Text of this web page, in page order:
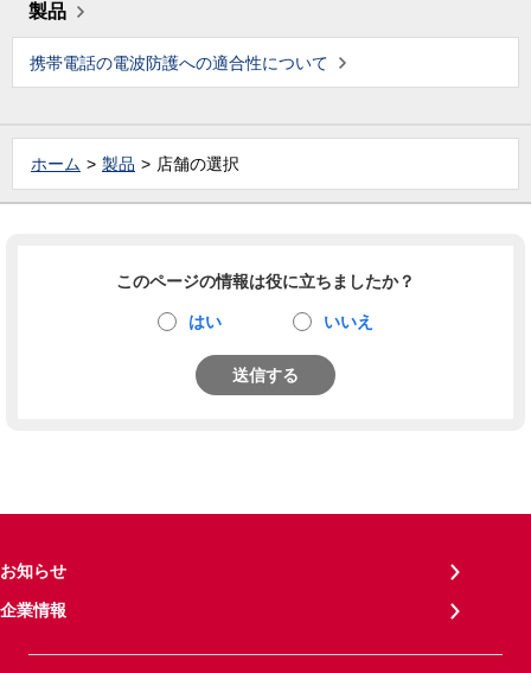
製品
携帯電話の電波防護への適合性について
ホーム 製品 店舗の選択
このページの情報は役に立ちましたか？
はい いいえ
送信する
お知らせ
企業情報